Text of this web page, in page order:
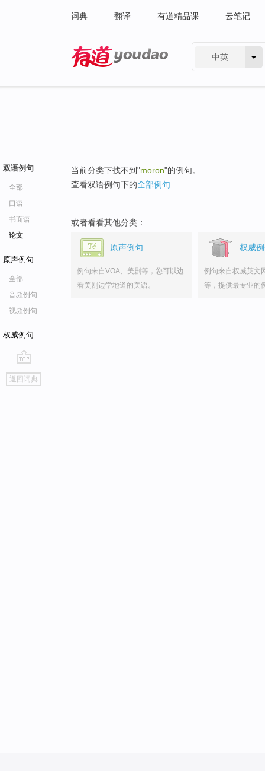
词典 翻译 有道精品课 云笔记
中英
双语例句
全部
口语
书面语
论文
原声例句
全部
音频例句
视频例句
权威例句
go
top
返回词典
当前分类下找不到"moron"的例句。
查看双语例句下的全部例句
或者看看其他分类：
原声例句
例句来自VOA、美剧等，您可以边
看美剧边学地道的美语。
权威
例句来自权威英文
等，提供最专业的